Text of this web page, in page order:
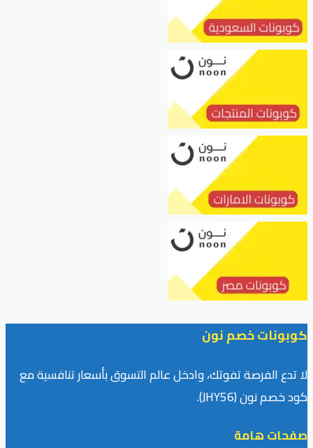
كوبونات خصم نون
لا تدع الفرصة تفوتك، وادخل عالم التسوق بأسعار تنافسية مع
كود خصم نون (JHY56).
صفحات هامة